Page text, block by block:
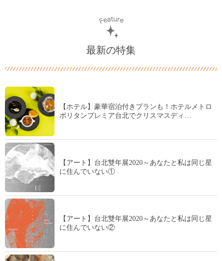
最新の特集
【ホテル】豪華宿泊付きプランも！ホテルメトロ
ポリタンプレミア台北でクリスマスディ…
【アート】台北雙年展2020～あなたと私は同じ星
に住んでいない①
【アート】台北雙年展2020～あなたと私は同じ星
に住んでいない②